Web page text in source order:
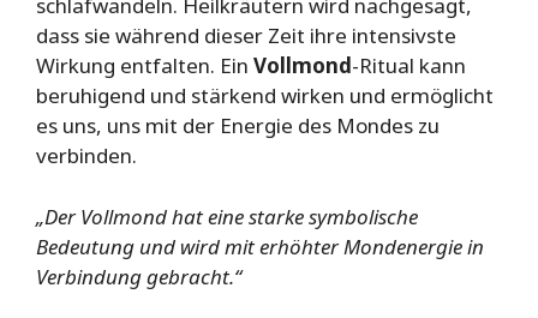
schlafwandeln. Heilkräutern wird nachgesagt,
dass sie während dieser Zeit ihre intensivste
Wirkung entfalten. Ein Vollmond-Ritual kann
beruhigend und stärkend wirken und ermöglicht
es uns, uns mit der Energie des Mondes zu
verbinden.
„Der Vollmond hat eine starke symbolische
Bedeutung und wird mit erhöhter Mondenergie in
Verbindung gebracht.“